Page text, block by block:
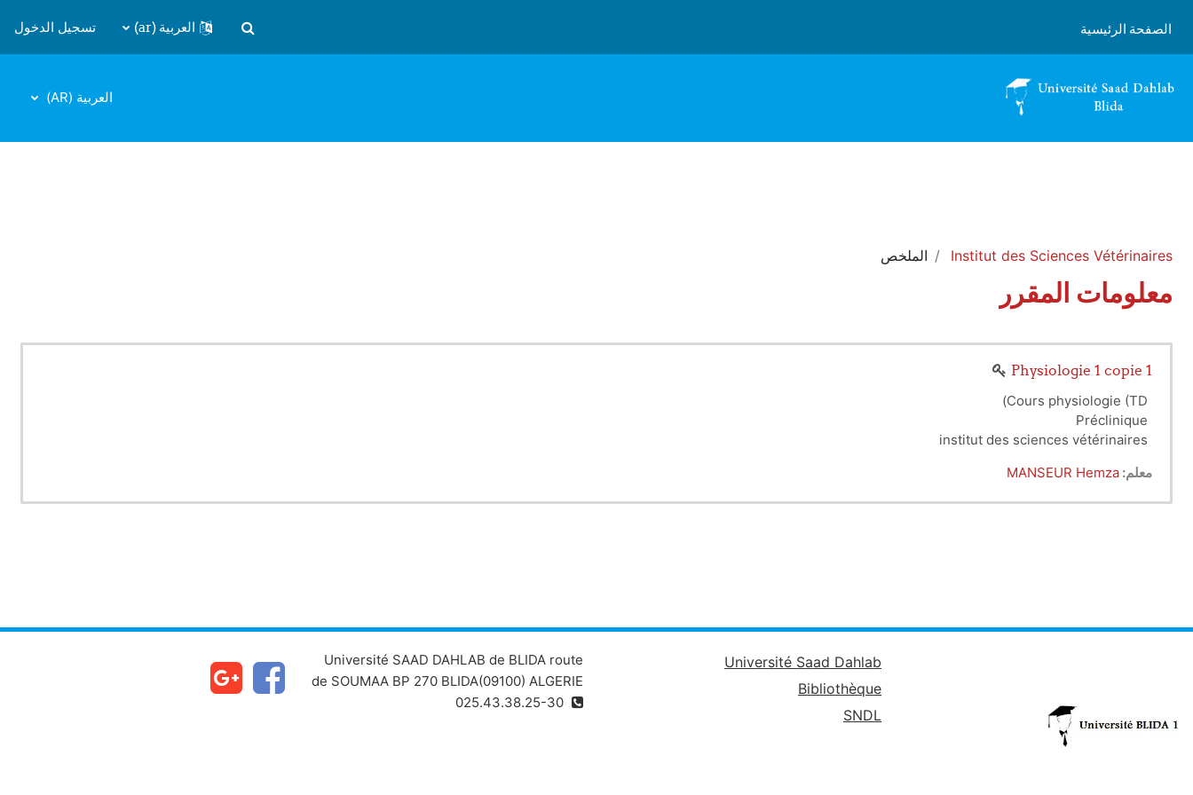
الصفحة الرئيسية
تبديل إدخال البحث
العربية ‎(ar)‎ تسجيل الدخول
العربية ‎(AR)‎
Institut des Sciences Vétérinaires الملخص
معلومات المقرر
Physiologie 1 copie 1
Cours physiologie (TD)
Préclinique
institut des sciences vétérinaires
معلم: MANSEUR Hemza
Université Saad Dahlab
Bibliothèque
SNDL
Université SAAD DAHLAB de BLIDA route
de SOUMAA BP 270 BLIDA(09100) ALGERIE